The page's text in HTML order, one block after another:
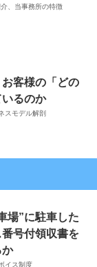
、当事務所の特徴
客様の「どの
るのか
スモデル解剖
場”に駐車した
号付領収書を
か
イス制度